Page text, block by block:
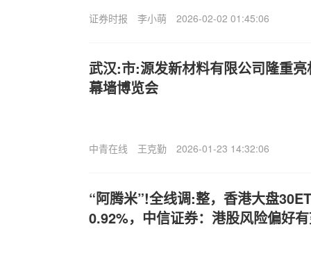
证券时报 李小萌 2026-02-02 01:45:06
武汉:市:源发新材料有限公司隆重
幕墙博览会
中青在线 王克勤 2026-01-23 14:32:06
“阿腾米”!全线调:整，香港大盘
0.92%，中信证券：港股风险偏好